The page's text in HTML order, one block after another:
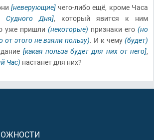
[неверующие]чего-либо ещё, кроме Часа
Судного Дня], который явится к ним
уже пришли (некоторые) признаки его (но
от этого не взяли пользу). И к чему(будет)
[какая польза будет для них от него],
Час) настанет для них?